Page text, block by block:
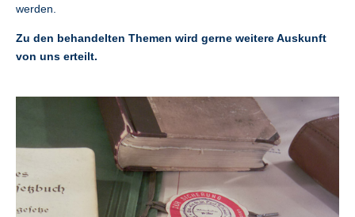
werden.
Zu den behandelten Themen wird gerne weitere Auskunft
von uns erteilt.